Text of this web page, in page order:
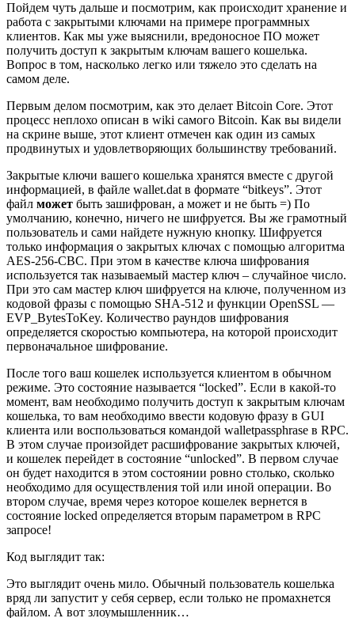
Пойдем чуть дальше и посмотрим, как происходит хранение и
работа с закрытыми ключами на примере программных
клиентов. Как мы уже выяснили, вредоносное ПО может
получить доступ к закрытым ключам вашего кошелька.
Вопрос в том, насколько легко или тяжело это сделать на
самом деле.
Первым делом посмотрим, как это делает Bitcoin Core. Этот
процесс неплохо описан в wiki самого Bitcoin. Как вы видели
на скрине выше, этот клиент отмечен как один из самых
продвинутых и удовлетворяющих большинству требований.
Закрытые ключи вашего кошелька хранятся вместе с другой
информацией, в файле wallet.dat в формате “bitkeys”. Этот
файл может быть зашифрован, а может и не быть =) По
умолчанию, конечно, ничего не шифруется. Вы же грамотный
пользователь и сами найдете нужную кнопку. Шифруется
только информация о закрытых ключах с помощью алгоритма
AES-256-CBC. При этом в качестве ключа шифрования
используется так называемый мастер ключ – случайное число.
При это сам мастер ключ шифруется на ключе, полученном из
кодовой фразы с помощью SHA-512 и функции OpenSSL —
EVP_BytesToKey. Количество раундов шифрования
определяется скоростью компьютера, на которой происходит
первоначальное шифрование.
После того ваш кошелек используется клиентом в обычном
режиме. Это состояние называется “locked”. Если в какой-то
момент, вам необходимо получить доступ к закрытым ключам
кошелька, то вам необходимо ввести кодовую фразу в GUI
клиента или воспользоваться командой walletpassphrase в RPC.
В этом случае произойдет расшифрование закрытых ключей,
и кошелек перейдет в состояние “unlocked”. В первом случае
он будет находится в этом состоянии ровно столько, сколько
необходимо для осуществления той или иной операции. Во
втором случае, время через которое кошелек вернется в
состояние locked определяется вторым параметром в RPC
запросе!
Код выглядит так:
Это выглядит очень мило. Обычный пользователь кошелька
вряд ли запустит у себя сервер, если только не промахнется
файлом. А вот злоумышленник…